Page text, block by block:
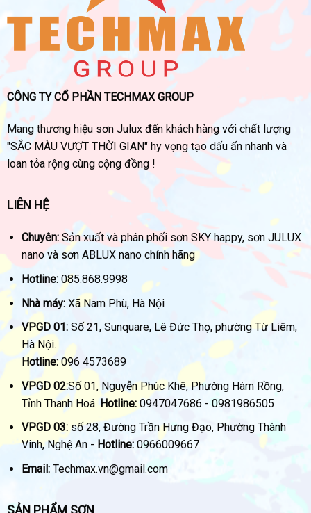
CÔNG TY CỔ PHẦN TECHMAX GROUP
Mang thương hiệu sơn Julux đến khách hàng với chất lượng
"SẮC MÀU VƯỢT THỜI GIAN" hy vọng tạo dấu ấn nhanh và
loan tỏa rộng cùng cộng đồng !
LIÊN HỆ
Chuyên:Sản xuất và phân phối sơn SKY happy, sơn JULUX
nano và sơn ABLUX nano chính hãng
Hotline:085.868.9998
Nhà máy:Xã Nam Phù, Hà Nội
VPGD 01:Số 21, Sunquare, Lê Đức Thọ, phường Từ Liêm,
Hà Nội.
Hotline:096 4573689
VPGD 02:Số 01, Nguyễn Phúc Khê, Phường Hàm Rồng,
Tỉnh Thanh Hoá.Hotline:0947047686 - 0981986505
VPGD 03:số 28, Đường Trần Hưng Đạo, Phường Thành
Vinh, Nghệ An - Hotline:0966009667
Email:Techmax.vn@gmail.com
SẢN PHẨM SƠN